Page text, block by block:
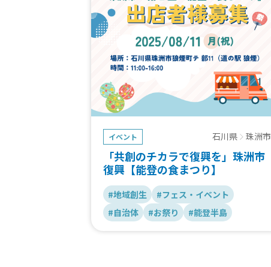
イベント 石川県 珠洲市
「共創のチカラで復興を」珠洲市
復興【能登の食まつり】
#地域創生
#フェス・イベント
#自治体
#お祭り #能登半島